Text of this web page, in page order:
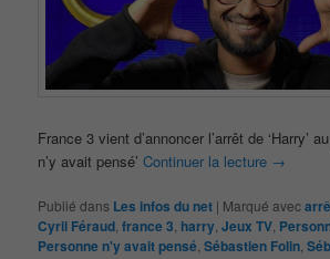
France 3 vient d’annoncer l’arrêt de ‘Harry’
n’y avait pensé’Continuer la lecture →
Publié dans Les infos du net | Marqué avec
Cyril Féraud ,france 3 harry ,Jeux TV
Personne n'y avait pensé ,Sébastien Folin ,